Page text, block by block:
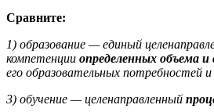
Сравните:
1) образование — единый
компетенции определенных объема
его образовательных потребностей
3) обучение — целенаправленный